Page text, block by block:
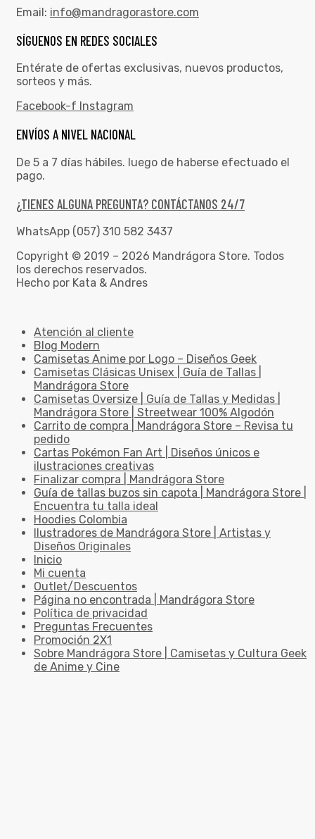
Email: info@mandragorastore.com
SÍGUENOS EN REDES SOCIALES
Entérate de ofertas exclusivas, nuevos productos,
sorteos y más.
Facebook-f Instagram
ENVÍOS A NIVEL NACIONAL
De 5 a 7 días hábiles. luego de haberse efectuado el
pago.
¿TIENES ALGUNA PREGUNTA? CONTÁCTANOS 24/7
WhatsApp (057) 310 582 3437
Copyright © 2019 – 2026 Mandrágora Store. Todos
los derechos reservados.
Hecho por Kata & Andres
Atención al cliente
Blog Modern
Camisetas Anime por Logo – Diseños Geek
Camisetas Clásicas Unisex | Guía de Tallas |
Mandrágora Store
Camisetas Oversize | Guía de Tallas y Medidas |
Mandrágora Store | Streetwear 100% Algodón
Carrito de compra | Mandrágora Store – Revisa tu
pedido
Cartas Pokémon Fan Art | Diseños únicos e
ilustraciones creativas
Finalizar compra | Mandrágora Store
Guía de tallas buzos sin capota | Mandrágora Store |
Encuentra tu talla ideal
Hoodies Colombia
Ilustradores de Mandrágora Store | Artistas y
Diseños Originales
Inicio
Mi cuenta
Outlet/Descuentos
Página no encontrada | Mandrágora Store
Política de privacidad
Preguntas Frecuentes
Promoción 2X1
Sobre Mandrágora Store | Camisetas y Cultura Geek
de Anime y Cine